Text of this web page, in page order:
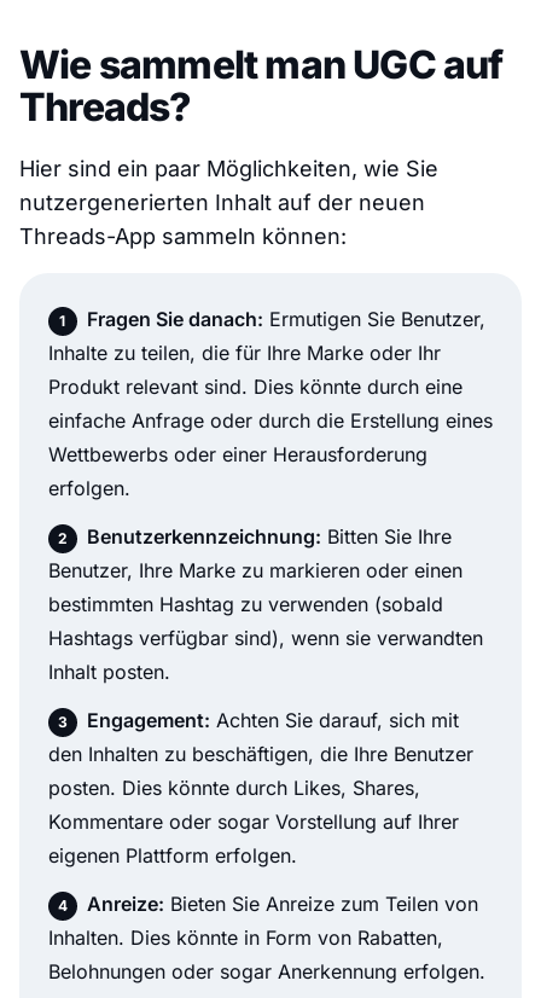
Wie sammelt man UGC auf
Threads?
Hier sind ein paar Möglichkeiten, wie Sie
nutzergenerierten Inhalt auf der neuen
Threads-App sammeln können:
Fragen Sie danach: Ermutigen Sie Benutzer,
Inhalte zu teilen, die für Ihre Marke oder Ihr
Produkt relevant sind. Dies könnte durch eine
einfache Anfrage oder durch die Erstellung eines
Wettbewerbs oder einer Herausforderung
erfolgen.
Benutzerkennzeichnung: Bitten Sie Ihre
Benutzer, Ihre Marke zu markieren oder einen
bestimmten Hashtag zu verwenden (sobald
Hashtags verfügbar sind), wenn sie verwandten
Inhalt posten.
Engagement: Achten Sie darauf, sich mit
den Inhalten zu beschäftigen, die Ihre Benutzer
posten. Dies könnte durch Likes, Shares,
Kommentare oder sogar Vorstellung auf Ihrer
eigenen Plattform erfolgen.
Anreize: Bieten Sie Anreize zum Teilen von
Inhalten. Dies könnte in Form von Rabatten,
Belohnungen oder sogar Anerkennung erfolgen.